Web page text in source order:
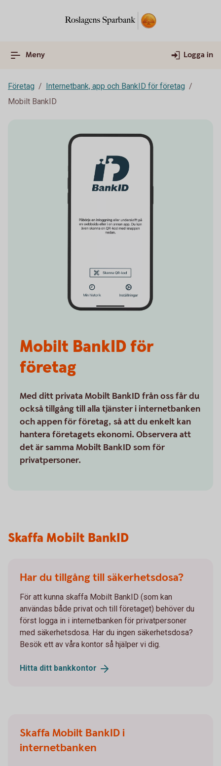
Meny Logga in
Företag
Internetbank, app och BankID för företag
Mobilt BankID
Mobilt BankID för
företag
Med ditt privata Mobilt BankID från oss får du
också tillgång till alla tjänster i internetbanken
och appen för företag, så att du enkelt kan
hantera företagets ekonomi. Observera att
det är samma Mobilt BankID som för
privatpersoner.
Skaffa Mobilt BankID
Har du tillgång till säkerhetsdosa?
För att kunna skaffa Mobilt BankID (som kan
användas både privat och till företaget) behöver du
först logga in i internetbanken för privatpersoner
med säkerhetsdosa. Har du ingen säkerhetsdosa?
Besök ett av våra kontor så hjälper vi dig.
Hitta ditt bankkontor
Skaffa Mobilt BankID i
internetbanken